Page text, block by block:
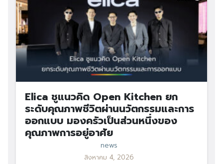
Elica ชูแนวคิด Open Kitchen ยก
ระดับคุณภาพชีวิตผ่านนวัตกรรมและการ
ออกแบบ มองครัวเป็นส่วนหนึ่งของ
คุณภาพการอยู่อาศัย
news
สิงหาคม 4, 2026